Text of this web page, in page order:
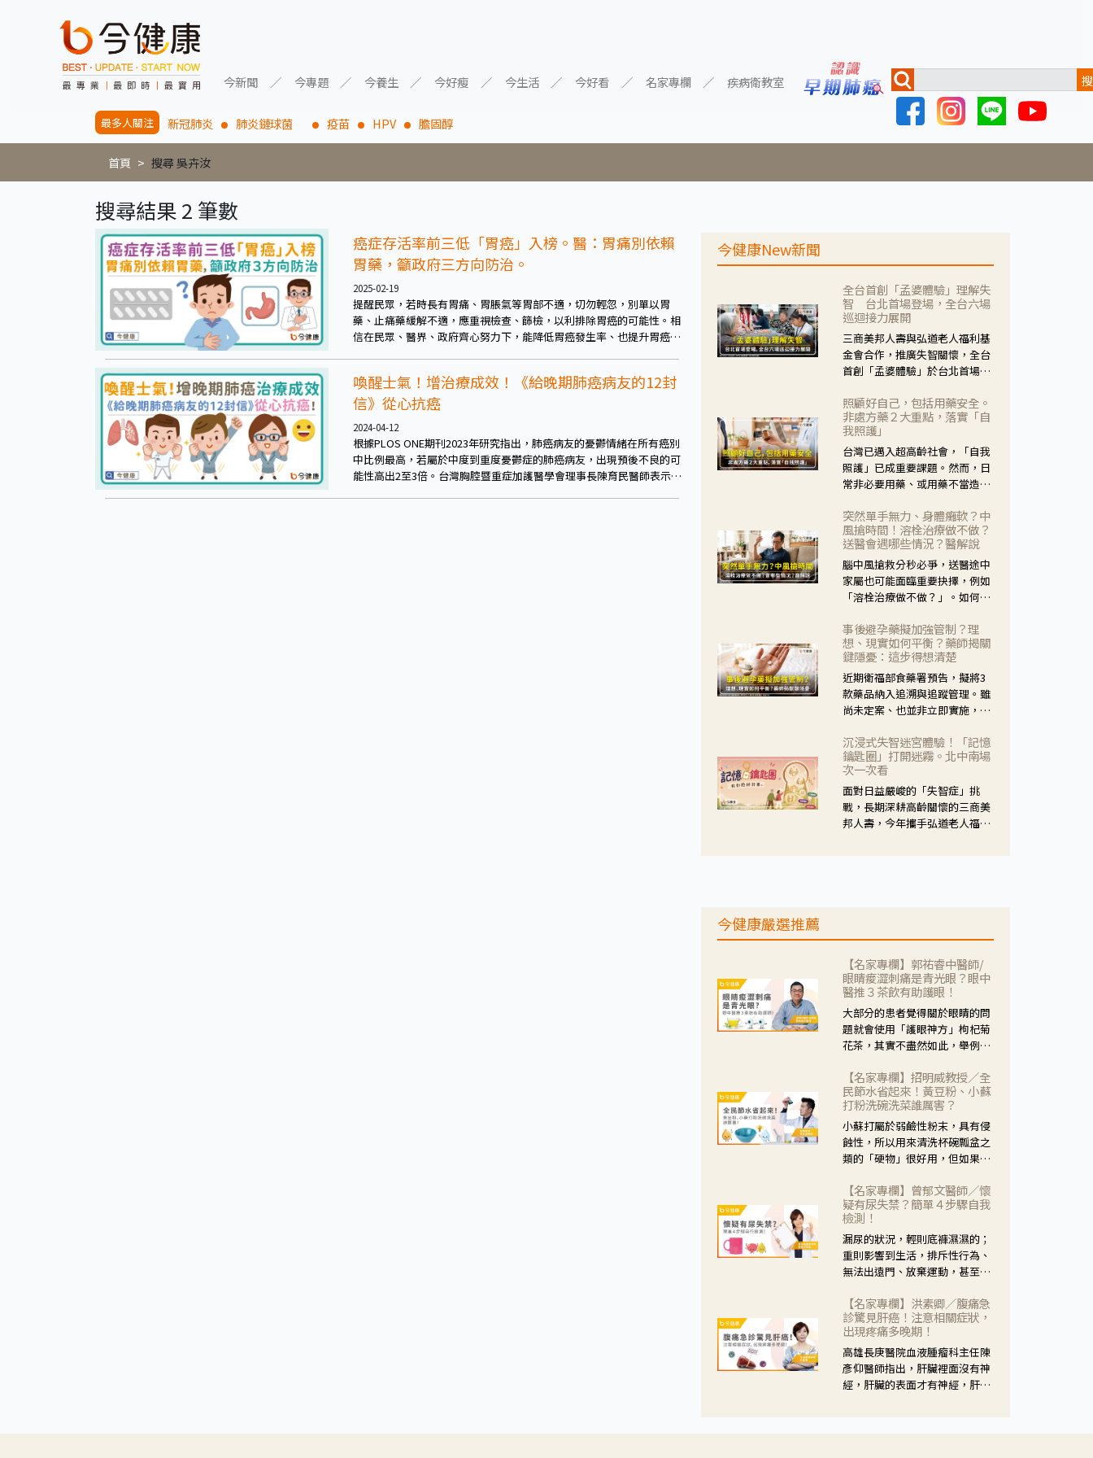
今新聞 今專題 今養生 今好瘦 今生活 今好看 名家專欄 疾病衛教室
最多人關注 新冠肺炎 肺炎鏈球菌 疫苗 HPV 膽固醇
首頁 搜尋 吳卉汝
搜尋結果 2 筆數
癌症存活率前三低「胃癌」入榜。醫：胃痛別依賴
胃藥，籲政府三方向防治。
2025-02-19
提醒民眾，若時長有胃痛、胃脹氣等胃部不適，切勿輕忽，別單以胃
藥、止痛藥緩解不適，應重視檢查、篩檢，以利排除胃癌的可能性。相
信在民眾、醫界、政府齊心努力下，能降低胃癌發生率、也提升胃癌存
喚醒士氣！增治療成效！《給晚期肺癌病友的12封
信》從心抗癌
2024-04-12
根據PLOS ONE期刊2023年研究指出，肺癌病友的憂鬱情緒在所有癌別
中比例最高，若屬於中度到重度憂鬱症的肺癌病友，出現預後不良的可
能性高出2至3倍。台灣胸腔暨重症加護醫學會理事長陳育民醫師表示，
今健康New新聞
全台首創「孟婆體驗」理解失
智 台北首場登場，全台六場
巡迴接力展開
三商美邦人壽與弘道老人福利基
金會合作，推廣失智關懷，全台
首創「孟婆體驗」於台北首場實
模式，用結合情境互動等豐富活
動，將抽象的失智轉化為可感
受、可討論的生活情境，並引導
民眾在家人開始出現改變時，以
理解取代責備、以耐心回應不
安。
照顧好自己，包括用藥安全。
非處方藥２大重點，落實「自
我照護」
台灣已邁入超高齡社會，「自我
照護」已成重要課題。然而，日
常非必要用藥、或用藥不當造成
在重要。社團法人台灣自我照護
產業協會 提出「非處方藥正確使
用」與「藥師給力」，鼓勵民眾
建立安全且正確的自我照護習
慣。
突然單手無力、身體癱軟？中
風搶時間！溶栓治療做不做？
送醫會遇哪些情況？醫解說
腦中風搶救分秒必爭，送醫途中
家屬也可能面臨重要抉擇，例如
「溶栓治療做不做？」。如何搶
會理事長陳龍醫師解說！
事後避孕藥擬加強管制？理
想、現實如何平衡？藥師揭關
鍵隱憂：這步得想清楚
近期衛福部食藥署預告，擬將3
款藥品納入追溯與追蹤管理。雖
尚未定案、也並非立即實施，不
人杰藥師表示，這三款藥物目
的、作用、風險各有不同，管制
與否所帶來的後許影響也不同，
可先了解其特性。
沉浸式失智迷宮體驗！「記憶
鑰匙圈」打開迷霧。北中南場
次一次看
面對日益嚴峻的「失智症」挑
戰，長期深耕高齡關懷的三商美
邦人壽，今年攜手弘道老人福利
生活挑戰。
今健康嚴選推薦
【名家專欄】郭祐睿中醫師/
眼睛痠澀刺痛是青光眼？眼中
醫推３茶飲有助護眼！
大部分的患者覺得關於眼睛的問
題就會使用「護眼神方」枸杞菊
花茶，其實不盡然如此，舉例來
紅、眼睛痛、眼屎多而且顏色
黃，當然就可以使用枸杞菊花
茶，但是枸杞的劑量要少，菊花
的劑量要多；若是有以上症狀以
外，眼睛還會有灼熱感，眼屎多
到會「牽絲」，也就是水樣分泌
了，這時候就要使用菊花、金銀
花來治療；假如單純的眼睛乾
澀，結膜沒有紅，眼睛周圍沒有
眼屎，這種情況是屬於「陰
虛」，就可以使用枸杞、蓮藕、
麥門冬、山藥等比較滋潤的藥
【名家專欄】招明威教授／全
民節水省起來！黃豆粉、小蘇
打粉洗碗洗菜誰厲害？
小蘇打屬於弱鹼性粉末，具有侵
蝕性，所以用來清洗杯碗瓢盆之
類的「硬物」很好用，但如果用
特別注意用法用量，使用過多或
是浸泡太久，容易腐蝕蔬菜的纖
維，讓菜軟掉不清脆。
【名家專欄】曾郁文醫師／懷
疑有尿失禁？簡單４步驟自我
檢測！
漏尿的狀況，輕則底褲濕濕的；
重則影響到生活，排斥性行為、
無法出遠門、放棄運動，甚至怕
禁」的症狀，長期下來不敢與朋
友往來，低潮陰霾造成憂鬱症。
【名家專欄】洪素卿／腹痛急
診驚見肝癌！注意相關症狀，
出現疼痛多晚期！
高雄長庚醫院血液腫瘤科主任陳
彥仰醫師指出，肝臟裡面沒有神
經，肝臟的表面才有神經，肝臟